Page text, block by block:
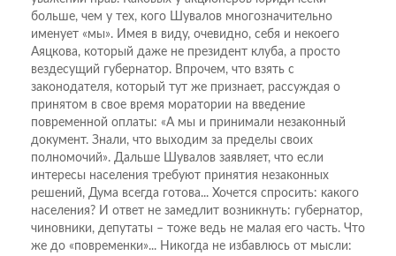
больше, чем у тех, кого Шувалов многозначительно
именует «мы». Имея в виду, очевидно, себя и некоего
Аяцкова, который даже не президент клуба, а просто
вездесущий губернатор. Впрочем, что взять с
законодателя, который тут же признает, рассуждая о
принятом в свое время моратории на введение
повременной оплаты: «А мы и принимали незаконный
документ. Знали, что выходим за пределы своих
полномочий». Дальше Шувалов заявляет, что если
интересы населения требуют принятия незаконных
решений, Дума всегда готова... Хочется спросить: какого
населения? И ответ не замедлит возникнуть: губернатор,
чиновники, депутаты – тоже ведь не малая его часть. Что
же до «повременки»... Никогда не избавлюсь от мысли: